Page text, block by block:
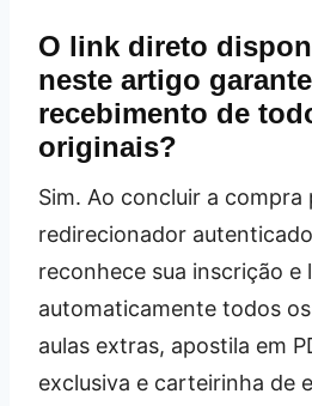
O link direto
neste artigo
recebimento de
originais?
Sim. Ao concluir a compra
redirecionador
reconhece sua inscrição e
automaticamente todos
aulas extras, apostila em
exclusiva e carteirinha de